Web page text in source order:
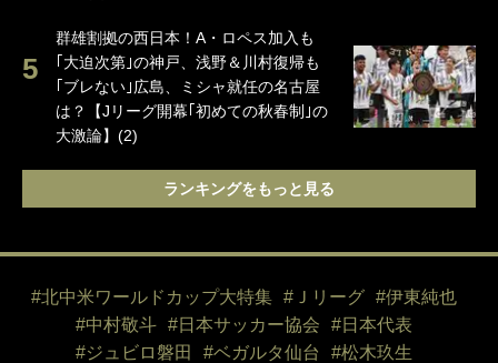
群雄割拠の西日本！A・ロペス加入も
｢大迫次第｣の神戸、浅野＆川村復帰も
｢ブレない｣広島、ミシャ就任の名古屋
は？【Jリーグ開幕｢初めての秋春制｣の
大激論】(2)
ランキングをもっと見る
#北中米ワールドカップ大特集 #Ｊリーグ
#伊東純也
#中村敬斗
#日本サッカー協会
#日本代表
#ジュビロ磐田
#ベガルタ仙台
#松木玖生